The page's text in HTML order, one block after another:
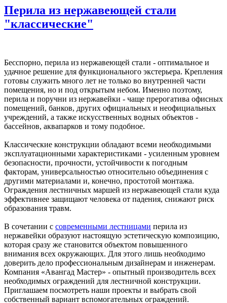
Перила из нержавеющей стали
"классические"
Бесспорно, перила из нержавеющей стали - оптимальное и
удачное решение для функционального экстерьера. Крепления
готовы служить много лет не только во внутренней части
помещения, но и под открытым небом. Именно поэтому,
перила и поручни из нержавейки - чаще прерогатива офисных
помещений, банков, других официальных и неофициальных
учреждений, а также искусственных водных объектов -
бассейнов, аквапарков и тому подобное.
Классические конструкции обладают всеми необходимыми
эксплуатационными характеристиками - усиленным уровнем
безопасности, прочности, устойчивости к погодным
факторам, универсальностью относительно объединения с
другими материалами и, конечно, простотой монтажа.
Ограждения лестничных маршей из нержавеющей стали куда
эффективнее защищают человека от падения, снижают риск
образования травм.
В сочетании с современными лестницами перила из
нержавейки образуют настоящую эстетическую композицию,
которая сразу же становится объектом повышенного
внимания всех окружающих. Для этого лишь необходимо
доверить дело профессиональным дизайнерам и инженерам.
Компания «Авангад Мастер» - опытный производитель всех
необходимых ограждений для лестничной конструкции.
Приглашаем посмотреть наши проекты и выбрать свой
собственный вариант вспомогательных ограждений.